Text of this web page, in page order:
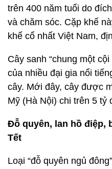
trên 400 năm tuổi do
và chăm sóc. Cặp khế
khế cổ nhất Việt Nam,
Cây sanh “chung một
của nhiều đại gia nổi
cây. Mới đây, cây được
Mỹ (Hà Nội) chi trên 5 tỷ
Đỗ quyên, lan hồ điệp,
Tết
Loại “đỗ quyên ngủ